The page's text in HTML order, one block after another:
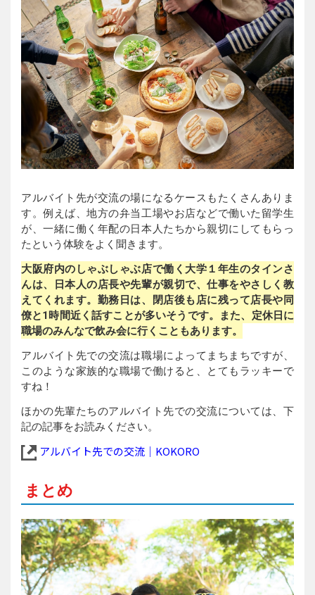
アルバイト先が交流の場になるケースもたくさんありま
す。例えば、地方の弁当工場やお店などで働いた留学生
が、一緒に働く年配の日本人たちから親切にしてもらっ
たという体験をよく聞きます。
大阪府内のしゃぶしゃぶ店で働く大学１年生のタインさ
んは、日本人の店長や先輩が親切で、仕事をやさしく教
えてくれます。勤務日は、閉店後も店に残って店長や同
僚と1時間近く話すことが多いそうです。また、定休日に
職場のみんなで飲み会に行くこともあります。
アルバイト先での交流は職場によってまちまちですが、
このような家族的な職場で働けると、とてもラッキーで
すね！
ほかの先輩たちのアルバイト先での交流については、下
記の記事をお読みください。
アルバイト先での交流｜KOKORO
まとめ